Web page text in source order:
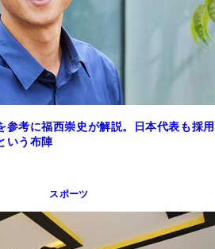
参考に福西崇史が解説。日本代表も採用
いう布陣
スポーツ